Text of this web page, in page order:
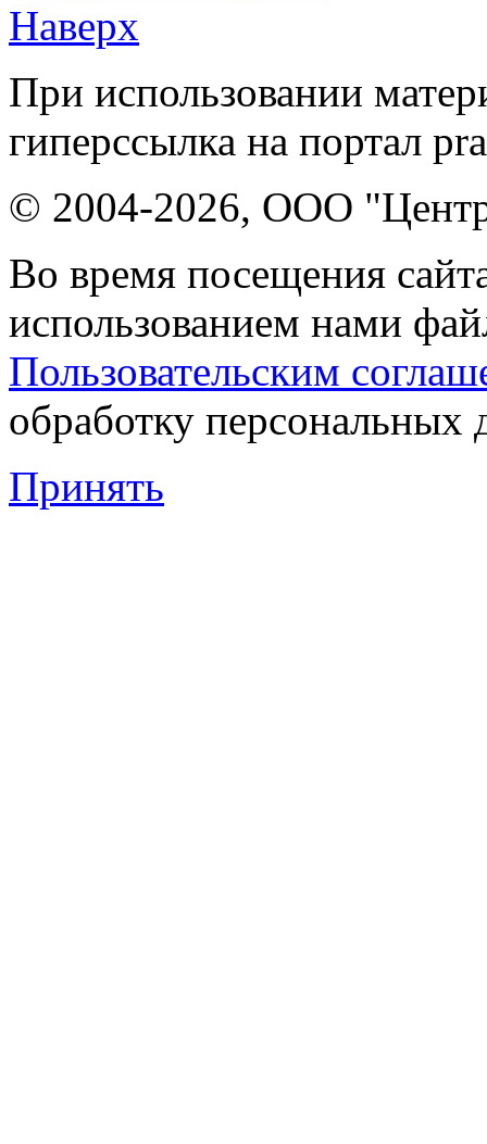
Наверх
При использовании
гиперссылка на портал
© 2004-2026, ООО "Центр
Во время посещения
использованием нами
Пользовательским
обработку персональных
Принять